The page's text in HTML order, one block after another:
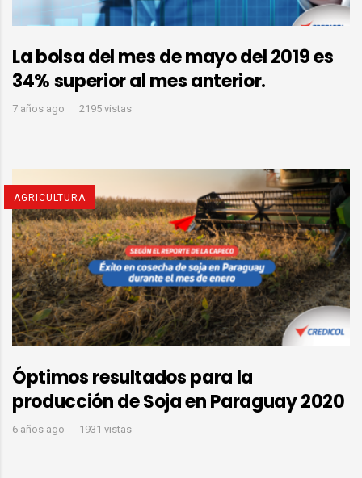
La bolsa del mes de mayo del 2019 es
34% superior al mes anterior.
7 años ago 2195 vistas
AGRICULTURA
Óptimos resultados para la
producción de Soja en Paraguay 2020
6 años ago 1931 vistas